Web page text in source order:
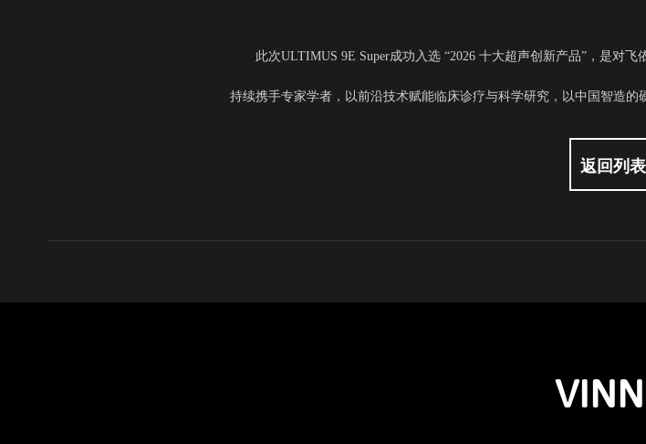
此次ULTIMUS 9E Super成功入选 “2026 十大超声创新产品”，是对
持续携手专家学者，以前沿技术赋能临床诊疗与科学研究，以中国智造的
返回列表